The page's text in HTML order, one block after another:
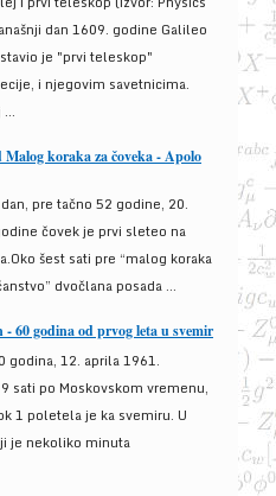
dan 1609. godine Galileo
je "prvi teleskop"
i njegovim savetnicima.
Malog koraka za čoveka - Apolo
pre tačno 52 godine, 20.
čovek je prvi sleteo na
šest sati pre “malog koraka
dvočlana posada ...
60 godina od prvog leta u svemir
godina, 12. aprila 1961.
sati po Moskovskom vremenu,
1 poletela je ka svemiru. U
je nekoliko minuta